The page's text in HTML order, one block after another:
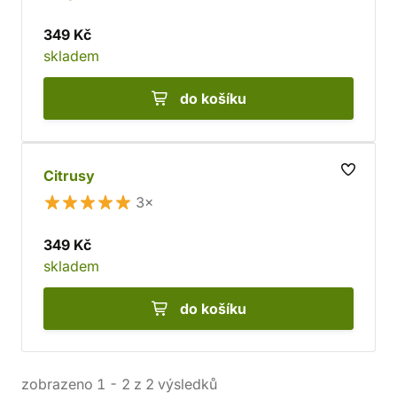
349 Kč
skladem
do košíku
Citrusy
3×
349 Kč
skladem
do košíku
zobrazeno 1 - 2 z 2 výsledků